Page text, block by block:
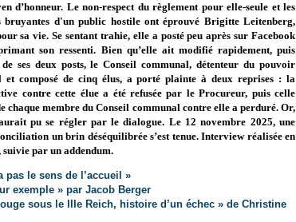
d’honneur. Le non-respect du règlement pour elle-seule et les
bruyantes d'un public hostile ont éprouvé Brigitte Leitenberg,
sa vie. Se sentant trahie, elle a posté peu après sur Facebook
son ressenti. Bien qu’elle ait modifié rapidement, puis
ses deux posts, le Conseil communal, détenteur du pouvoir
et composé de cinq élus, a porté plainte à deux reprises : la
contre cette élue a été refusée par le Procureur, puis celle
chaque membre du Conseil communal contre elle a perduré. Or,
pu se régler par le dialogue. Le 12 novembre 2025, une
un brin déséquilibrée s’est tenue. Interview réalisée en
suivie par un addendum.
pas le sens de l’accueil »
exemple » par Jacob Berger
sous le IIIe Reich, histoire d’un échec » de Christine